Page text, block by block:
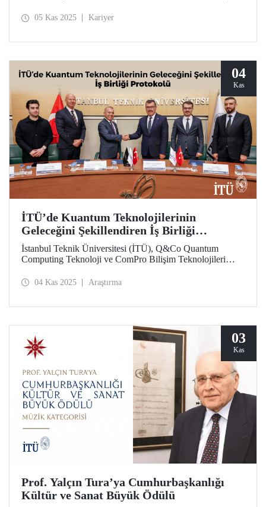
yatırım desteği aldı.
05 Kas 2025 Kariyer
04
Kas
İTÜ’de Kuantum Teknolojilerinin
Geleceğini Şekillendiren İş Birliği
Protokolü
İstanbul Teknik Üniversitesi (İTÜ), Q&Co Quantum
Computing Teknoloji ve ComPro Bilişim Teknolojileri
Geliştirilmesine İlişkin İş Birliği Protokolü” imzalandı.
04 Kas 2025 Araştırma
03
Kas
Prof. Yalçın Tura’ya Cumhurbaşkanlığı
Kültür ve Sanat Büyük Ödülü